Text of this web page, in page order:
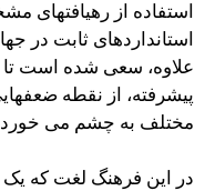
استفاده از
استانداردهای ثابت در
علاوه، سعی شده است
پیشرفته، از نقطه
مختلف به چشم می خورد،
در این فرهنگ لغت که